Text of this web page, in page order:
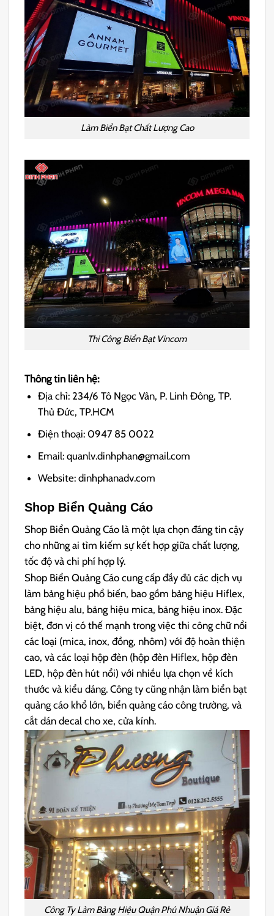
Làm Biển Bạt Chất Lượng Cao
Thi Công Biển Bạt Vincom
Thông tin liên hệ:
Địa chỉ: 234/6 Tô Ngọc Vân, P. Linh Đông, TP.
Thủ Đức, TP.HCM
Điện thoại: 0947 85 0022
Email: quanlv.dinhphan@gmail.com
Website: dinhphanadv.com
Shop Biển Quảng Cáo
Shop Biển Quảng Cáo là một lựa chọn đáng tin cậy
cho những ai tìm kiếm sự kết hợp giữa chất lượng,
tốc độ và chi phí hợp lý.
Shop Biển Quảng Cáo cung cấp đầy đủ các dịch vụ
làm bảng hiệu phổ biến, bao gồm bảng hiệu Hiflex,
bảng hiệu alu, bảng hiệu mica, bảng hiệu inox. Đặc
biệt, đơn vị có thế mạnh trong việc thi công chữ nổi
các loại (mica, inox, đồng, nhôm) với độ hoàn thiện
cao, và các loại hộp đèn (hộp đèn Hiflex, hộp đèn
LED, hộp đèn hút nổi) với nhiều lựa chọn về kích
thước và kiểu dáng. Công ty cũng nhận làm biển bạt
quảng cáo khổ lớn, biển quảng cáo công trường, và
cắt dán decal cho xe, cửa kính.
Công Ty Làm Bảng Hiệu Quận Phú Nhuận Giá Rẻ